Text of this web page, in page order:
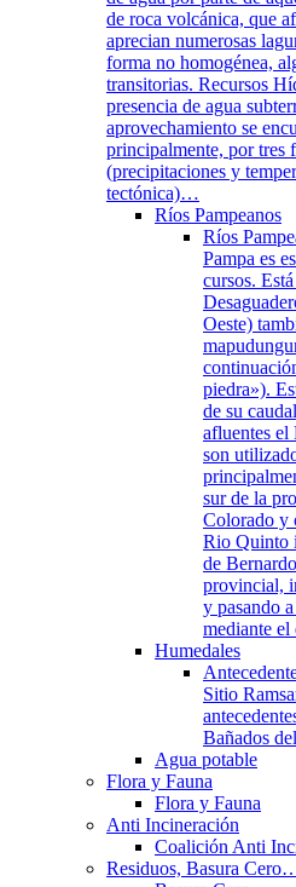
de roca volcánica, que
aprecian numerosas
forma no homogénea,
transitorias. Recursos
presencia de agua
aprovechamiento se
principalmente, por tres
(precipitaciones y
tectónica)…
Ríos Pampeanos
Ríos
Pampa es
cursos.
Oeste)
piedra»).
de su
afluentes
son
sur de la
Colorado y
Rio Quinto
de
provincial,
y pasando
mediante
Humedales
Sitio
Bañados
Agua potable
Flora y Fauna
Flora y Fauna
Anti Incineración
Coalición Anti
Residuos, Basura